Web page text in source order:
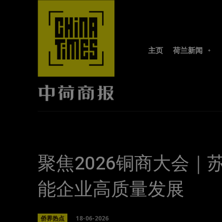
主页 荷兰新闻
聚焦2026铜商大会｜
能企业高质量发展
侨界热点 18-06-2026